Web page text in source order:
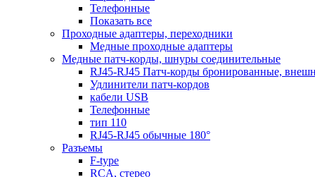
Телефонные
Показать все
Проходные адаптеры, переходники
Медные проходные адаптеры
Медные патч-корды, шнуры соединительные
RJ45-RJ45 Патч-корды бронированные,
Удлинители патч-кордов
кабели USB
Телефонные
тип 110
RJ45-RJ45 обычные 180°
Разъемы
F-type
RCA, стерео